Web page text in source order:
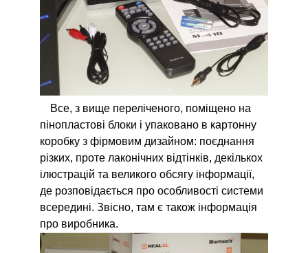
Все, з вище переліченого, поміщено на
пінопластові блоки і упаковано в картонну
коробку з фірмовим дизайном: поєднання
різких, проте лаконічних відтінків, декількох
ілюстрацій та великого обсягу інформації,
де розповідається про особливості системи
всередині. Звісно, там є також інформація
про виробника.